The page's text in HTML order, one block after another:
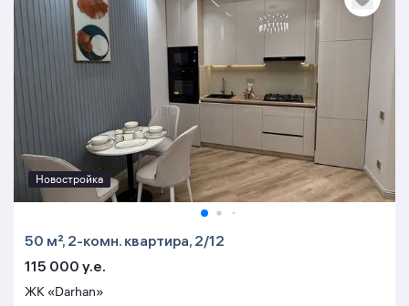
Новостройка
50 м², 2-комн. квартира, 2/12
115 000 y.e.
ЖК «Darhan»